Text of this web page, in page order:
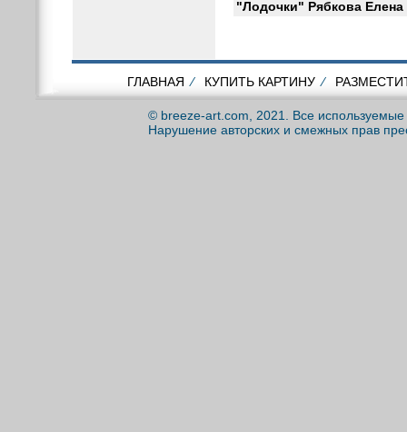
"Лодочки" Рябкова Елена
ГЛАВНАЯ ⁄ КУПИТЬ КАРТИНУ ⁄
© breeze-art.com, 2021. Все
Нарушение авторских и смежных прав